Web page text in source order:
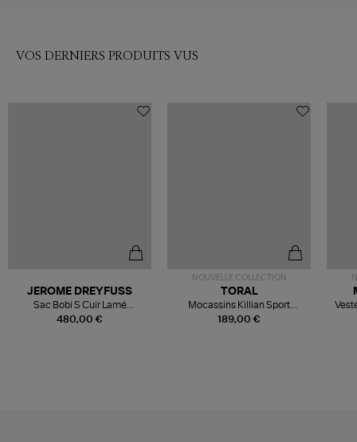
VOS DERNIERS PRODUITS VUS
480,00 €
JEROME DREYFUSS
Sac Bobi S Cuir Lamé
Champagne
NOUVELLE COLLECTION
189,00 €
TORAL
Mocassins Killian Sport
Mousse